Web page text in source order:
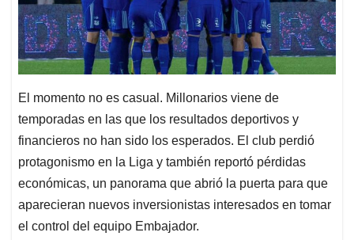
El momento no es casual. Millonarios viene de
temporadas en las que los resultados deportivos y
financieros no han sido los esperados. El club perdió
protagonismo en la Liga y también reportó pérdidas
económicas, un panorama que abrió la puerta para que
aparecieran nuevos inversionistas interesados en tomar
el control del equipo Embajador.